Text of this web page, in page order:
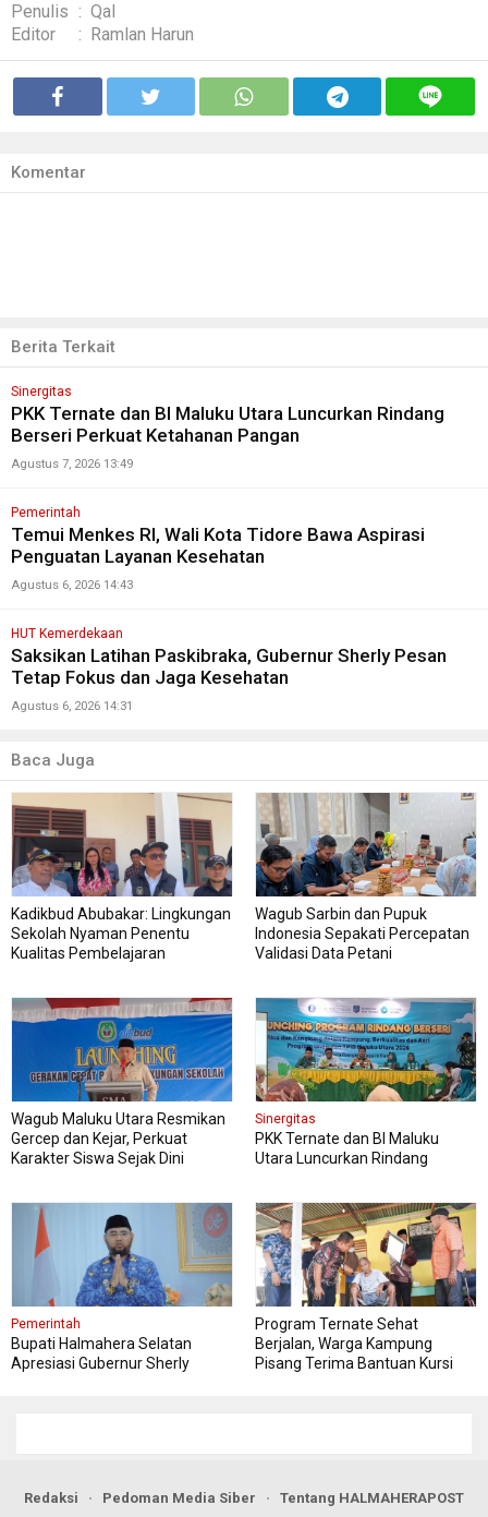
Penulis : Qal
Editor
: Ramlan Harun
Komentar
Berita Terkait
Sinergitas
PKK Ternate dan BI Maluku Utara Luncurkan Rindang
Berseri Perkuat Ketahanan Pangan
Agustus 7, 2026 13:49
Pemerintah
Temui Menkes RI, Wali Kota Tidore Bawa Aspirasi
Penguatan Layanan Kesehatan
Agustus 6, 2026 14:43
HUT Kemerdekaan
Saksikan Latihan Paskibraka, Gubernur Sherly Pesan
Tetap Fokus dan Jaga Kesehatan
Agustus 6, 2026 14:31
Baca Juga
Kadikbud Abubakar: Lingkungan
Sekolah Nyaman Penentu
Kualitas Pembelajaran
Wagub Sarbin dan Pupuk
Indonesia Sepakati Percepatan
Validasi Data Petani
Wagub Maluku Utara Resmikan
Gercep dan Kejar, Perkuat
Karakter Siswa Sejak Dini
Sinergitas
PKK Ternate dan BI Maluku
Utara Luncurkan Rindang
Pemerintah
Bupati Halmahera Selatan
Apresiasi Gubernur Sherly
Program Ternate Sehat
Berjalan, Warga Kampung
Pisang Terima Bantuan Kursi
Redaksi Pedoman Media Siber Tentang HALMAHERAPOST